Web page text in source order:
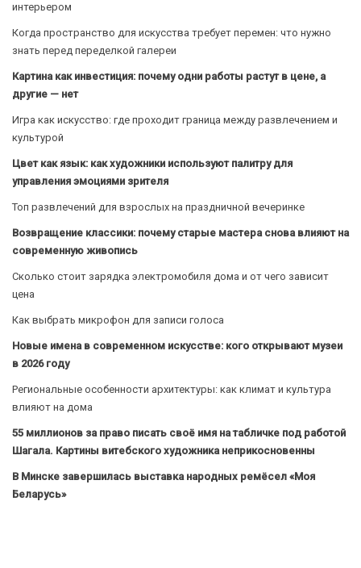
интерьером
Когда пространство для искусства требует перемен: что нужно
знать перед переделкой галереи
Картина как инвестиция: почему одни работы растут в цене, а
другие — нет
Игра как искусство: где проходит граница между развлечением и
культурой
Цвет как язык: как художники используют палитру для
управления эмоциями зрителя
Топ развлечений для взрослых на праздничной вечеринке
Возвращение классики: почему старые мастера снова влияют на
современную живопись
Сколько стоит зарядка электромобиля дома и от чего зависит
цена
Как выбрать микрофон для записи голоса
Новые имена в современном искусстве: кого открывают музеи
в 2026 году
Региональные особенности архитектуры: как климат и культура
влияют на дома
55 миллионов за право писать своё имя на табличке под работой
Шагала. Картины витебского художника неприкосновенны
В Минске завершилась выставка народных ремёсел «Моя
Беларусь»